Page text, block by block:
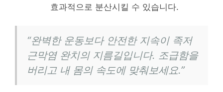
효과적으로 분산시킬 수 있습니다.
“완벽한 운동보다 안전한 지속이 족저
근막염 완치의 지름길입니다. 조급함을
버리고 내 몸의 속도에 맞춰보세요.”